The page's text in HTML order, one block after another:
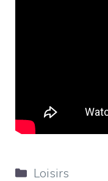
Catégories
Loisirs